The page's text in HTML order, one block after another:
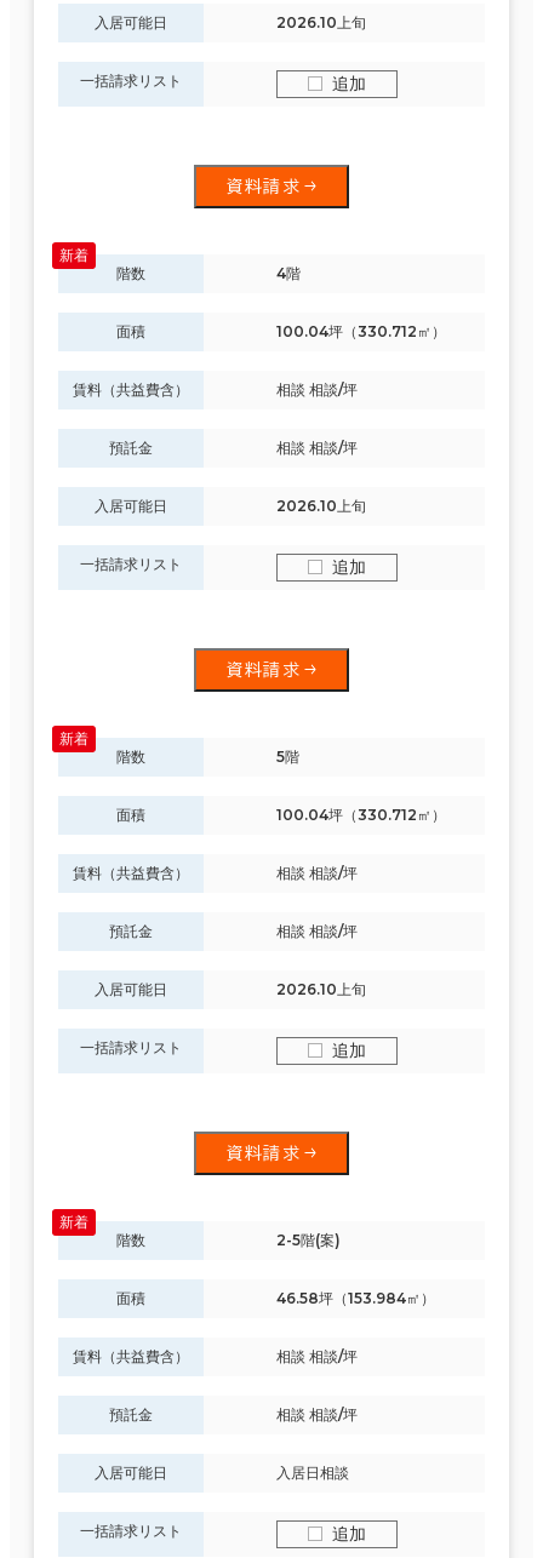
入居可能日 2026.10上旬
一括請求リスト 追加
資料請求
階数 4階
面積 100.04坪（330.712㎡）
賃料（共益費含） 相談 相談/坪
預託金 相談 相談/坪
入居可能日 2026.10上旬
一括請求リスト 追加
資料請求
階数 5階
面積 100.04坪（330.712㎡）
賃料（共益費含） 相談 相談/坪
預託金 相談 相談/坪
入居可能日 2026.10上旬
一括請求リスト 追加
資料請求
階数 2-5階(案)
面積 46.58坪（153.984㎡）
賃料（共益費含） 相談 相談/坪
預託金 相談 相談/坪
入居可能日 入居日相談
一括請求リスト 追加